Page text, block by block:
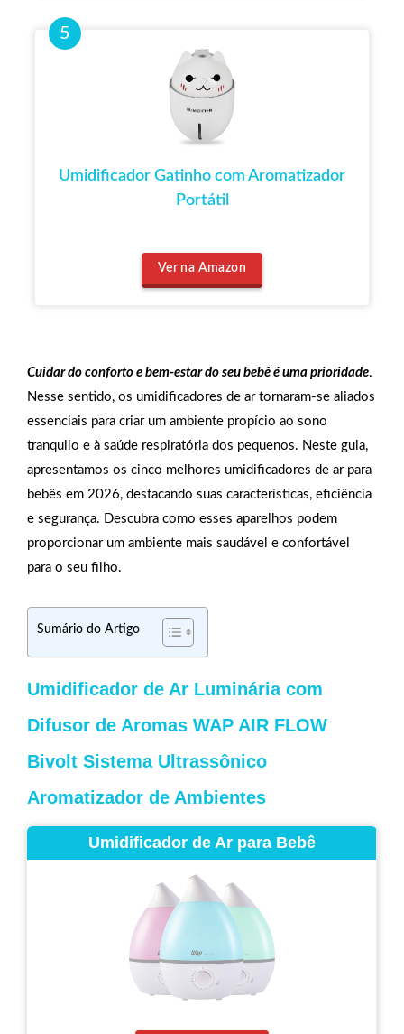
Umidificador Gatinho com Aromatizador
Portátil
Ver na Amazon
Cuidar do conforto e bem-estar do seu bebê é uma prioridade.
Nesse sentido, os umidificadores de ar tornaram-se aliados
essenciais para criar um ambiente propício ao sono
tranquilo e à saúde respiratória dos pequenos. Neste guia,
apresentamos os cinco melhores umidificadores de ar para
bebês em 2026, destacando suas características, eficiência
e segurança. Descubra como esses aparelhos podem
proporcionar um ambiente mais saudável e confortável
para o seu filho.
Sumário do Artigo
Umidificador de Ar Luminária com
Difusor de Aromas WAP AIR FLOW
Bivolt Sistema Ultrassônico
Aromatizador de Ambientes
Umidificador de Ar para Bebê